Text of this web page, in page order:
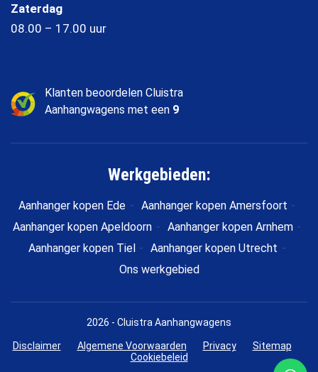
Zaterdag
08.00 – 17.00 uur
Klanten beoordelen Cluistra
Aanhangwagens met een 9
Werkgebieden:
Aanhanger kopen Ede
Aanhanger kopen Amersfoort
Aanhanger kopen Apeldoorn
Aanhanger kopen Arnhem
Aanhanger kopen Tiel
Aanhanger kopen Utrecht
Ons werkgebied
2026 - Cluistra Aanhangwagens
Disclaimer Algemene Voorwaarden Privacy
Sitemap
Cookiebeleid